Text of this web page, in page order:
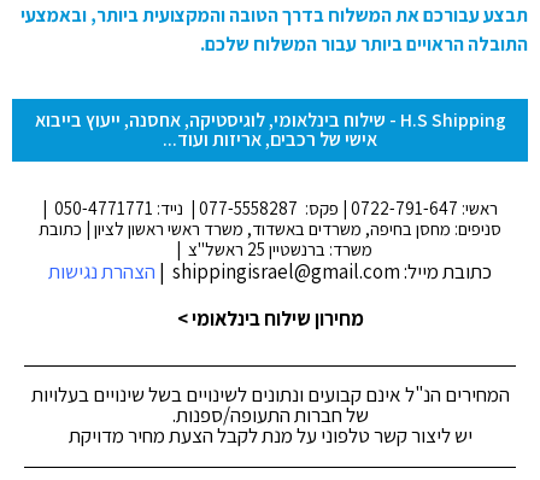
תבצע עבורכם את המשלוח בדרך הטובה והמקצועית ביותר, ובאמצעי
התובלה הראויים ביותר עבור המשלוח שלכם.
H.S Shipping - שילוח בינלאומי, לוגיסטיקה, אחסנה, ייעוץ בייבוא
אישי של רכבים, אריזות ועוד...
סניפים: מחסן בחיפה, משרדים באשדוד, משרד ראשי ראשון לציון | כתובת
משרד: ברנשטיין 25 ראשל"צ |
כתובת מייל: shippingisrael@gmail.com |
הצהרת נגישות
מחירון שילוח בינלאומי >
המחירים הנ"ל אינם קבועים ונתונים לשינויים בשל שינויים בעלויות
של חברות התעופה/ספנות.
יש ליצור קשר טלפוני על מנת לקבל הצעת מחיר מדויקת